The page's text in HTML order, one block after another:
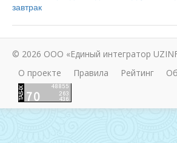
завтрак
© 2026 ООО «Единый интегратор
О проекте
Правила Рейтинг